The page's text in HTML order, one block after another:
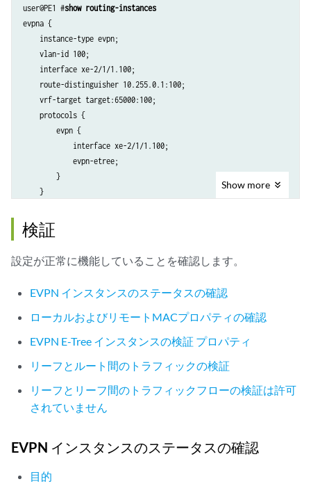
    }
}
ospf {
    area 0.0.0.0 {
        interface all;
        interface fxp0.0 {
            disable;
        }
    interface all;
    interface fxp0.0 {
    }
user@PE1 #show routing-instances
evpna {
    instance-type evpn;
    vlan-id 100;
    interface xe-2/1/1.100;
    route-distinguisher 10.255.0.1:100;
    vrf-target target:65000:100;
    protocols {
        evpn {
            interface xe-2/1/1.100;
            evpn-etree;
        }
    }
Show more
検証
設定が正常に機能していることを確認します。
EVPN インスタンスのステータスの確認
ローカルおよびリモートMACプロパティの確認
EVPN E-Tree インスタンスの検証 プロパティ
リーフとルート間のトラフィックの検証
リーフとリーフ間のトラフィックフローの検証は許可
されていません
EVPN インスタンスのステータスの確認
目的